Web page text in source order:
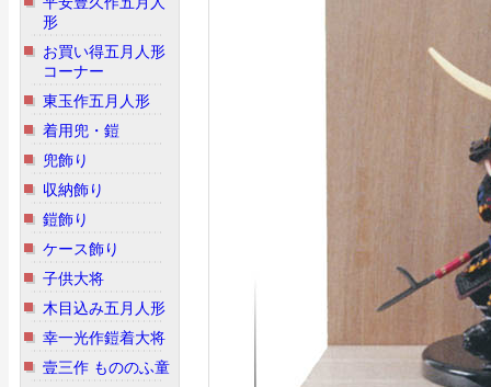
形
お買い得五月人形
コーナー
東玉作五月人形
着用兜・鎧
兜飾り
収納飾り
鎧飾り
ケース飾り
子供大将
木目込み五月人形
幸一光作鎧着大将
壹三作 もののふ童